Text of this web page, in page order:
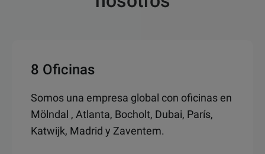
8 Oficinas
Somos una empresa global con oficinas en
Mölndal , Atlanta, Bocholt, Dubai, París,
Katwijk, Madrid y Zaventem.